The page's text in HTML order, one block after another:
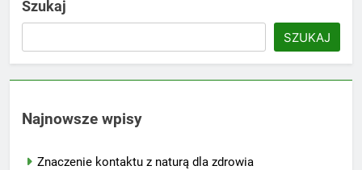
Szukaj
SZUKAJ
Najnowsze wpisy
Znaczenie kontaktu z naturą dla zdrowia